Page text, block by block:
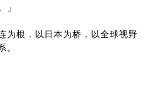
为根，以日本为桥，以全球视野